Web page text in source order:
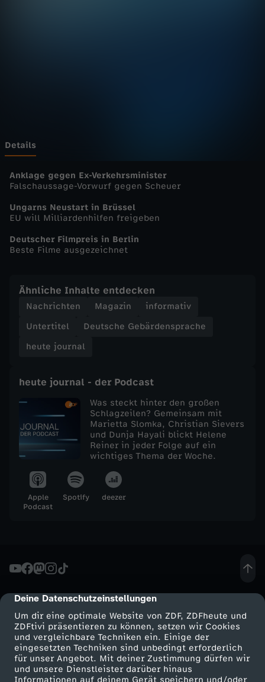
cmp-dialog-description
Deine Datenschutzeinstellungen
Um dir eine optimale Website von ZDF, ZDFheute und
ZDFtivi präsentieren zu können, setzen wir Cookies
und vergleichbare Techniken ein. Einige der
eingesetzten Techniken sind unbedingt erforderlich
für unser Angebot. Mit deiner Zustimmung dürfen wir
und unsere Dienstleister darüber hinaus
Informationen auf deinem Gerät speichern und/oder
-
h
e
u
e
j
o
u
n
l
m
2
9
.
Details
Anklage gegen Ex-Verkehrsminister
Falschaussage-Vorwurf gegen Scheuer
Ungarns Neustart in Brüssel
EU will Milliardenhilfen freigeben
Deutscher Filmpreis in Berlin
Beste Filme ausgezeichnet
Ähnliche Inhalte entdecken
Nachrichten Magazin
informativ
Untertitel
Deutsche Gebärdensprache
heute journal
heute journal - der Podcast
Was steckt hinter den großen
Schlagzeilen? Gemeinsam mit
Marietta Slomka, Christian Sievers
und Dunja Hayali blickt Helene
Reiner in jeder Folge auf ein
wichtiges Thema der Woche.
Apple
Podcast
Spotify deezer
Mehr ZDF Service